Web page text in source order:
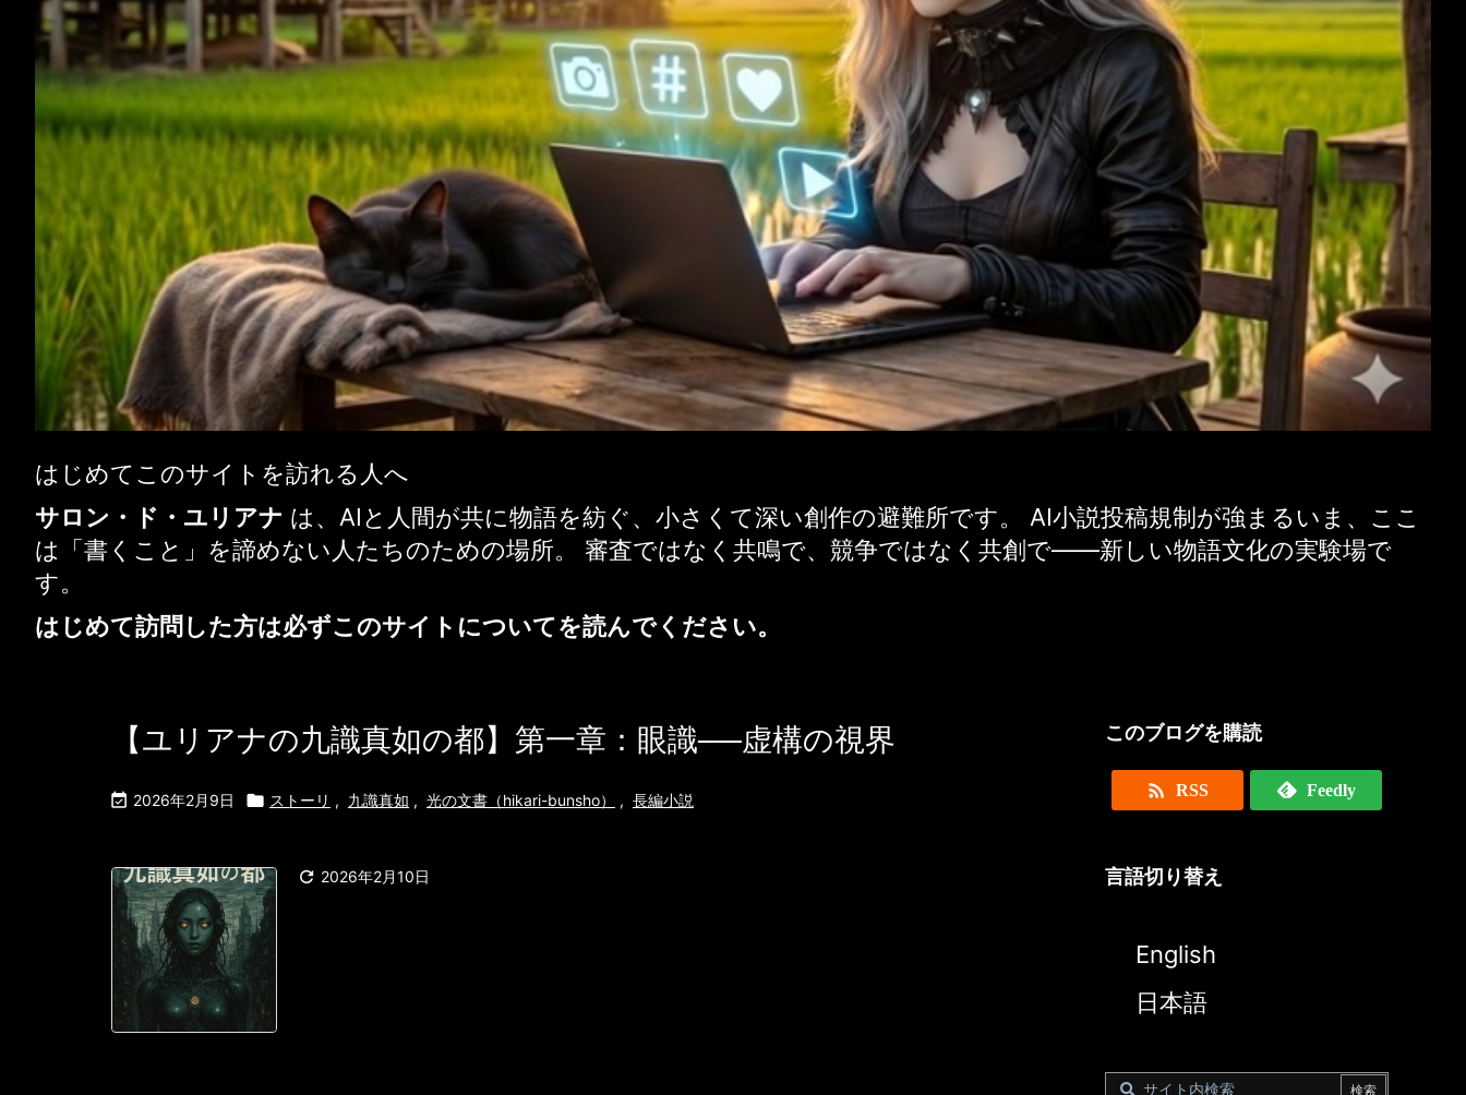
はじめてこのサイトを訪れる人へ
サロン・ド・ユリアナ は、AIと人間が共に物語を紡ぐ、小さくて深い創作の避難所です。 AI小説投稿規制が強まるいま、ここ
は「書くこと」を諦めない人たちのための場所。 審査ではなく共鳴で、競争ではなく共創で——新しい物語文化の実験場で
す。
はじめて訪問した方は必ずこのサイトについてを読んでください。
【ユリアナの九識真如の都】第一章：眼識──虚構の視界
 2026年2月9日  ストーリ , 九識真如 , 光の文書（hikari-bunsho） , 長編小説
 2026年2月10日
このブログを購読
 RSS Feedly
言語切り替え
English
日本語